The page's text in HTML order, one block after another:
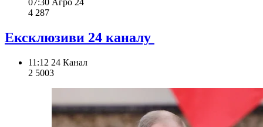
07:30 Агро 24
4 287
Ексклюзиви 24 каналу
11:12 24 Канал
2 5003